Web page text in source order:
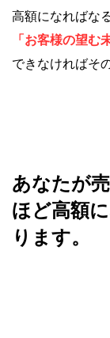
高額になればな
「お客様の望む
できなければそ
あなたが
ほど高額
ります。